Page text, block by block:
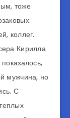
тоже
коллег.
Кирилла
мужчина, но
С